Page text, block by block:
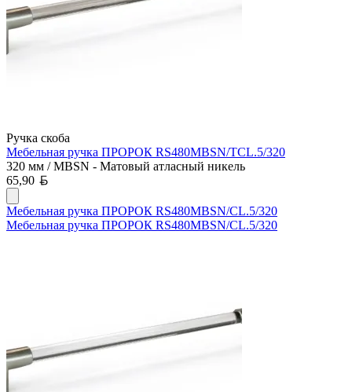
Ручка скоба
Мебельная ручка ПРОРОК RS480MBSN/TCL.5/320
320 мм / MBSN - Матовый атласный никель
65,90
Мебельная ручка ПРОРОК RS480MBSN/CL.5/320
Мебельная ручка ПРОРОК RS480MBSN/CL.5/320